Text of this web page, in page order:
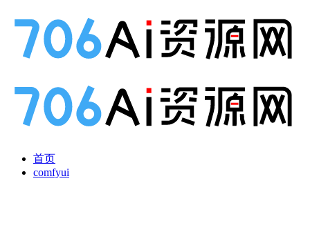
首页
comfyui